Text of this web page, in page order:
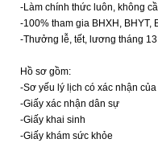
-Làm chính thức luôn, không
-100% tham gia BHXH, BHYT,
-Thưởng lễ, tết, lương tháng
Hồ sơ gồm:
-Sơ yếu lý lịch có xác nhận
-Giấy xác nhận dân sự
-Giấy khai sinh
-Giấy khám sức khỏe